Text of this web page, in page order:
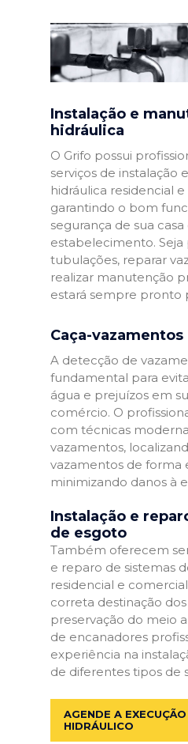
Instalação e
hidráulica
O Grifo possui
serviços de instalação
hidráulica residencial
garantindo o bom
segurança de sua casa
estabelecimento. Seja
tubulações, reparar
realizar manutenção
estará sempre pronto
Caça-vazamentos
A detecção de
fundamental para
água e prejuízos em
comércio. O
com técnicas
vazamentos,
vazamentos de forma
minimizando danos à
Instalação e
de esgoto
Também oferecem
e reparo de sistemas
residencial e
correta destinação
preservação do meio
de encanadores
experiência na
de diferentes tipos de
AGENDE A
HIDRÁULICO